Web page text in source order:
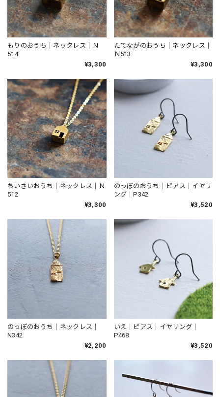
もりのおうち｜ネックレス｜Ｎ
514
¥3,300
たてながのおうち｜ネックレス｜
Ｎ513
¥3,300
ちいさいおうち｜ネックレス｜Ｎ
512
¥3,300
のっぽのおうち｜ピアス｜イヤリ
ング｜P342
¥3,520
のっぽのおうち｜ネックレス｜
N342
¥2,200
いえ｜ピアス｜イヤリング｜
P468
¥3,520